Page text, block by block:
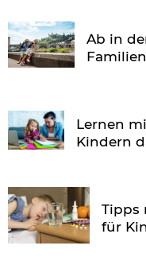
Ab in
Lernen
Kindern
Tipps
für